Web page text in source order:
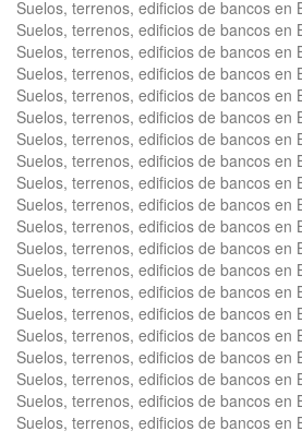
Suelos, terrenos, edificios de bancos en
Suelos, terrenos, edificios de bancos en
Suelos, terrenos, edificios de bancos en
Suelos, terrenos, edificios de bancos en
Suelos, terrenos, edificios de bancos en
Suelos, terrenos, edificios de bancos en
Suelos, terrenos, edificios de bancos en
Suelos, terrenos, edificios de bancos en
Suelos, terrenos, edificios de bancos en
Suelos, terrenos, edificios de bancos en
Suelos, terrenos, edificios de bancos en
Suelos, terrenos, edificios de bancos en
Suelos, terrenos, edificios de bancos en
Suelos, terrenos, edificios de bancos en
Suelos, terrenos, edificios de bancos en
Suelos, terrenos, edificios de bancos en
Suelos, terrenos, edificios de bancos en
Suelos, terrenos, edificios de bancos en
Suelos, terrenos, edificios de bancos en
Suelos, terrenos, edificios de bancos en